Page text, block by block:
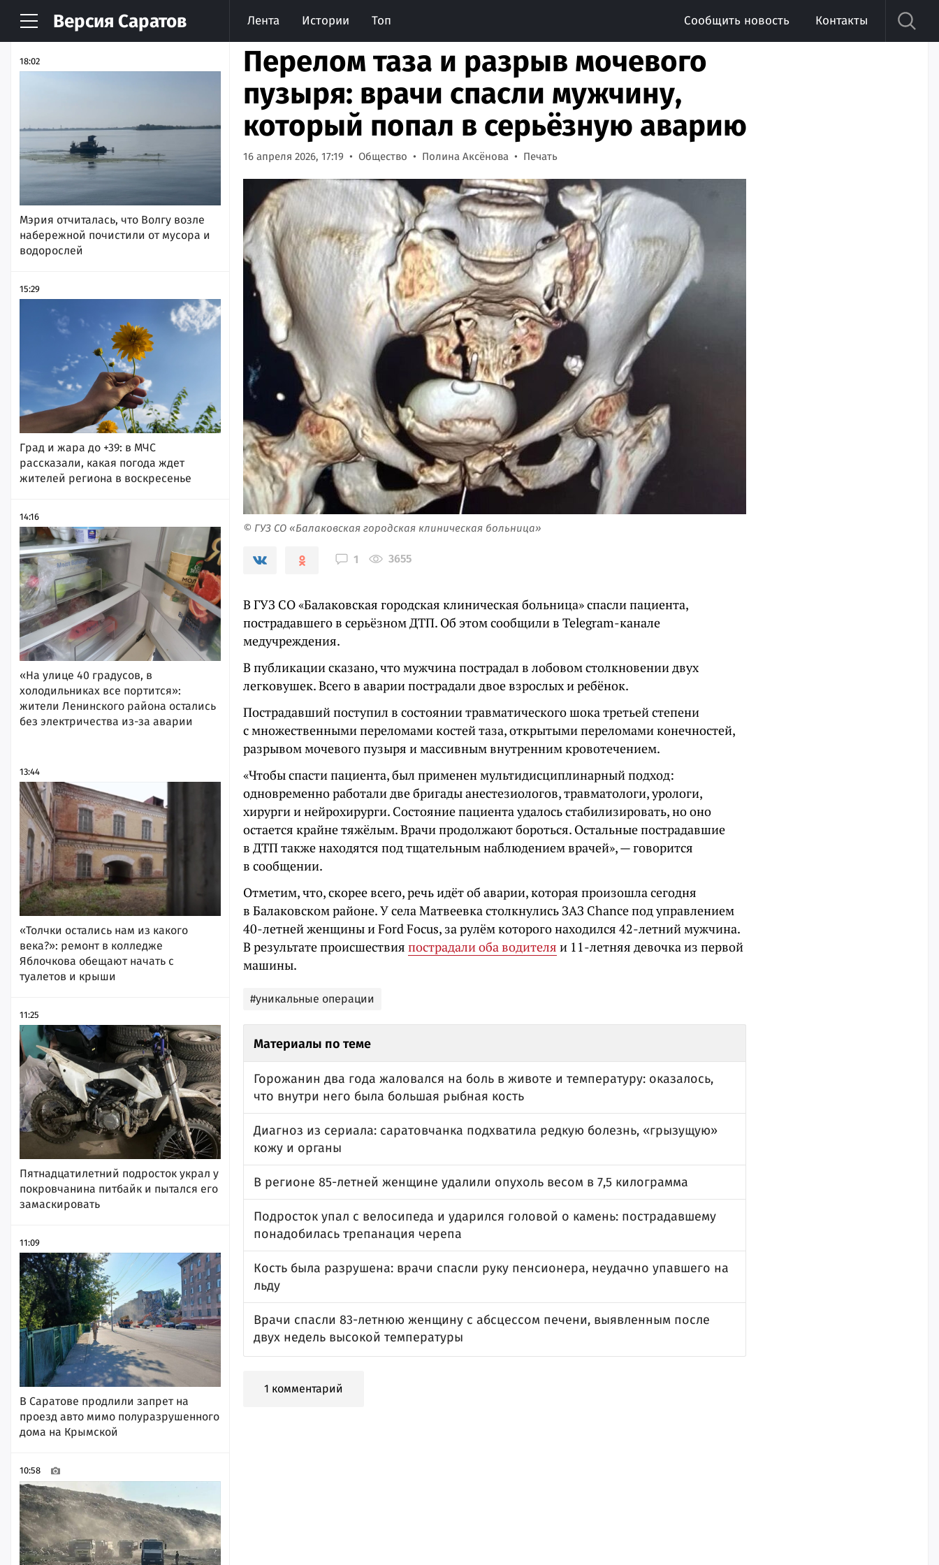
Версия Саратов Лента Истории Топ Сообщить новость Контакты
НОВОСТИ АРХИВ
18:02
Мэрия отчиталась, что Волгу возле
набережной почистили от мусора и
водорослей
15:29
Град и жара до +39: в МЧС
рассказали, какая погода ждет
жителей региона в воскресенье
14:16
«На улице 40 градусов, в
холодильниках все портится»:
жители Ленинского района остались
без электричества из-за аварии
13:44
«Толчки остались нам из какого
века?»: ремонт в колледже
Яблочкова обещают начать с
туалетов и крыши
11:25
Пятнадцатилетний подросток украл у
покровчанина питбайк и пытался его
замаскировать
11:09
В Саратове продлили запрет на
проезд авто мимо полуразрушенного
дома на Крымской
10:58
Перелом таза и разрыв мочевого
пузыря: врачи спасли мужчину,
который попал в серьёзную аварию
16 апреля 2026, 17:19 Общество Полина Аксёнова Печать
© ГУЗ СО «Балаковская городская клиническая больница»
1 3655
В ГУЗ СО «Балаковская городская клиническая больница» спасли пациента,
пострадавшего в серьёзном ДТП. Об этом сообщили в Telegram-канале
медучреждения.
В публикации сказано, что мужчина пострадал в лобовом столкновении двух
легковушек. Всего в аварии пострадали двое взрослых и ребёнок.
Пострадавший поступил в состоянии травматического шока третьей степени
с множественными переломами костей таза, открытыми переломами конечностей,
разрывом мочевого пузыря и массивным внутренним кровотечением.
«Чтобы спасти пациента, был применен мультидисциплинарный подход:
одновременно работали две бригады анестезиологов, травматологи, урологи,
хирурги и нейрохирурги. Состояние пациента удалось стабилизировать, но оно
остается крайне тяжёлым. Врачи продолжают бороться. Остальные пострадавшие
в ДТП также находятся под тщательным наблюдением врачей», — говорится
в сообщении.
Отметим, что, скорее всего, речь идёт об аварии, которая произошла сегодня
в Балаковском районе. У села Матвеевка столкнулись ЗАЗ Chance под управлением
40-летней женщины и Ford Focus, за рулём которого находился 42-летний мужчина.
В результате происшествия пострадали оба водителя и 11-летняя девочка из первой
машины.
#уникальные операции
Материалы по теме
Горожанин два года жаловался на боль в животе и температуру: оказалось,
что внутри него была большая рыбная кость
Диагноз из сериала: саратовчанка подхватила редкую болезнь, «грызущую»
кожу и органы
В регионе 85-летней женщине удалили опухоль весом в 7,5 килограмма
Подросток упал с велосипеда и ударился головой о камень: пострадавшему
понадобилась трепанация черепа
Кость была разрушена: врачи спасли руку пенсионера, неудачно упавшего на
льду
Врачи спасли 83-летнюю женщину с абсцессом печени, выявленным после
двух недель высокой температуры
1 комментарий